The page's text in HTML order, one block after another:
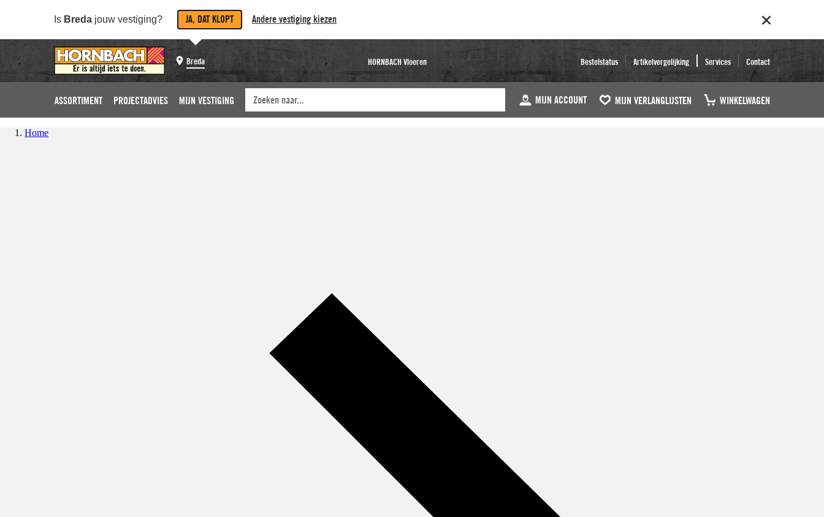
Is Breda jouw vestiging? JA, DAT KLOPT Andere vestiging kiezen
Breda HORNBACH Vloeren Bestelstatus Artikelvergelijking Services Contact
ASSORTIMENT PROJECTADVIES MIJN VESTIGING MIJN ACCOUNT MIJN VERLANGLIJSTEN WINKELWAGEN
Home